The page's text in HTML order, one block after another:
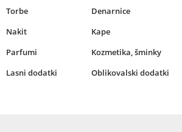
Torbe
Denarnice
Nakit
Kape
Parfumi
Kozmetika, šminky
Lasni dodatki Oblikovalski dodatki